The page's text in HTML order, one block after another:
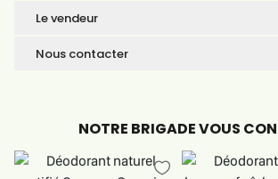
Le vendeur
Nous contacter
NOTRE BRIGADE VOUS